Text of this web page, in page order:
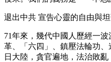
退出中共 宣告心靈的自由與
71年來，幾代中國人歷經一
革、「六四」、鎮壓法輪功
日大陸，貪官遍地，法治敗